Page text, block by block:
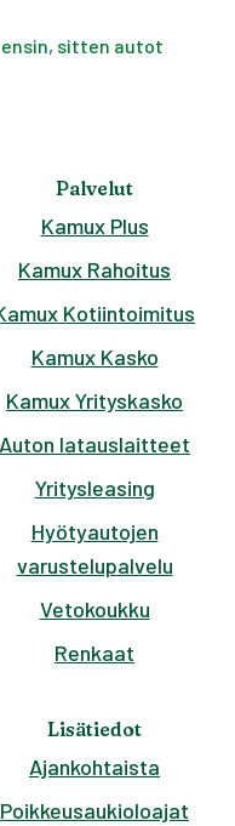
sitten autot
Palvelut
Kamux Plus
Kamux Rahoitus
Kotiintoimitus
Kamux Kasko
Kamux Yrityskasko
Auton latauslaitteet
Yritysleasing
Hyötyautojen
varustelupalvelu
Vetokoukku
Renkaat
Lisätiedot
Ajankohtaista
Poikkeusaukioloajat